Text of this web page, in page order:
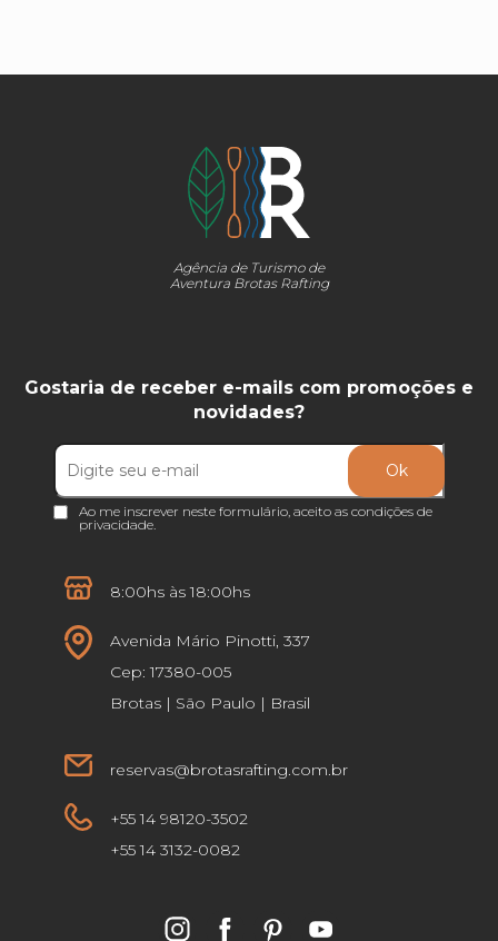
Agência de Turismo de
Aventura Brotas Rafting
8:00hs às 18:00hs
Avenida Mário Pinotti, 337
Cep: 17380-005
Brotas | São Paulo | Brasil
reservas@brotasrafting.com.br
+55 14 98120-3502
+55 14 3132-0082
Gostaria de receber e-mails com promoções e
novidades?
Ao me inscrever neste formulário, aceito as condições de
privacidade